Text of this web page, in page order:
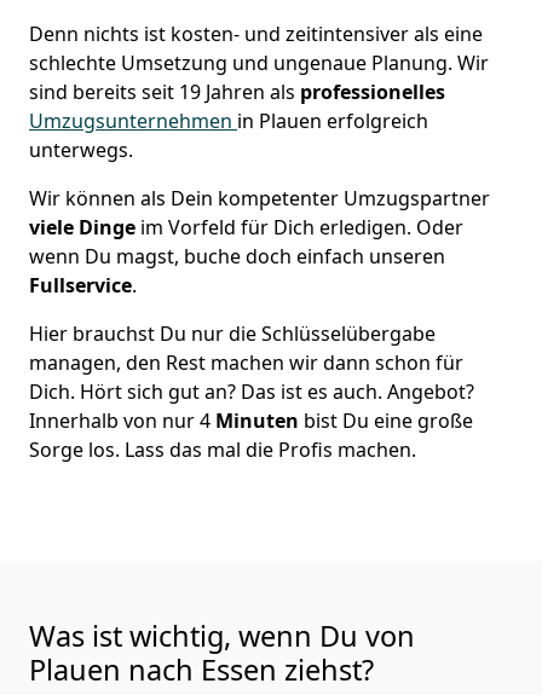
Denn nichts ist kosten- und zeitintensiver als eine
schlechte Umsetzung und ungenaue Planung. Wir
sind bereits seit 19 Jahren als professionelles
Umzugsunternehmen in Plauen erfolgreich
unterwegs.
Wir können als Dein kompetenter Umzugspartner
viele Dinge im Vorfeld für Dich erledigen. Oder
wenn Du magst, buche doch einfach unseren
Fullservice.
Hier brauchst Du nur die Schlüsselübergabe
managen, den Rest machen wir dann schon für
Dich. Hört sich gut an? Das ist es auch. Angebot?
Innerhalb von nur 4 Minuten bist Du eine große
Sorge los. Lass das mal die Profis machen.
Was ist wichtig, wenn Du von
Plauen nach Essen ziehst?